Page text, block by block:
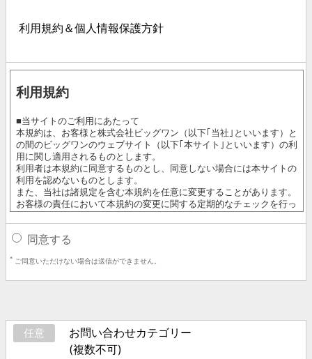
利用規約＆個人情報保護方針
同意する
* ご同意いただけない場合は送信ができません。
任意
お問い合わせカテゴリー
(複数不可)